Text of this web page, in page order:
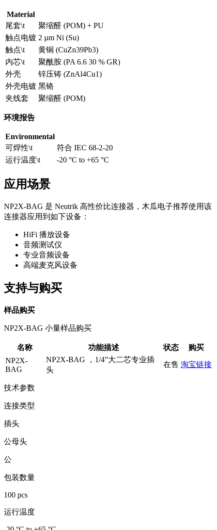
Material
尾套\t
聚缩醛 (POM) + PU
触点电镀 2 µm Ni (Su)
触点\t
黄铜 (CuZn39Pb3)
内芯\t
聚酰胺 (PA 6.6 30 % GR)
外壳
锌压铸 (ZnAl4Cu1)
外壳电镀 黑铬
夹线套
聚缩醛 (POM)
环境报告
Environmental
可焊性\t
符合 IEC 68-2-20
运行温度\t
-20 °C to +65 °C
应用场景
NP2X-BAG 是 Neutrik 高性价比连接器，木瓜电子推荐使用该
连接器应用到如下设备：
HiFi 播放设备
音频测试仪
专业音频设备
高端麦克风设备
支持与购买
样品购买
NP2X-BAG 小量样品购买
名称 功能描述 状态
购买
NP2X-
BAG
NP2X-BAG ，1/4”大二芯专业插
头
在售 淘宝链接
技术参数
连接类型
插头
公母头
公
包装数量
100 pcs
运行温度